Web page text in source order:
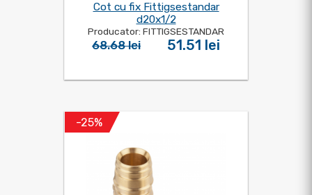
Cot cu fix Fittigsestandar
d20x1/2
Producator: FITTIGSESTANDAR
68.68 lei 51.51 lei
-25%